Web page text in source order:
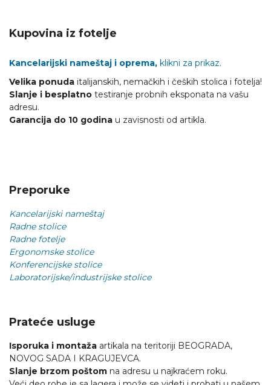
Kupovina iz fotelje
Kancelarijski nameštaj i oprema, klikni za prikaz.
Velika ponuda italijanskih, nemačkih i čeških stolica i fotelja!
Slanje i besplatno testiranje probnih eksponata na vašu
adresu.
Garancija do 10 godina u zavisnosti od artikla.
Preporuke
Kancelarijski nameštaj
Radne stolice
Radne fotelje
Ergonomske stolice
Konferencijske stolice
Laboratorijske/industrijske stolice
Prateće usluge
Isporuka i montaža artikala na teritoriji BEOGRADA,
NOVOG SADA I KRAGUJEVCA.
Slanje brzom poštom na adresu u najkraćem roku.